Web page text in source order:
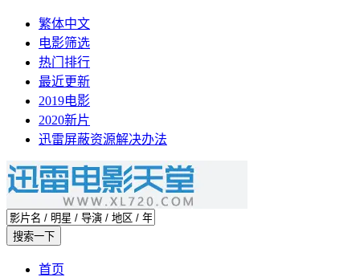
繁体中文
电影筛选
热门排行
最近更新
2019电影
2020新片
迅雷屏蔽资源解决办法
首页